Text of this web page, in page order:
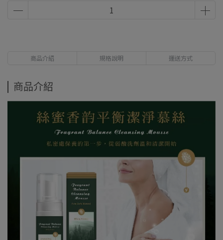
商品介紹 規格說明 運送方式
商品介紹